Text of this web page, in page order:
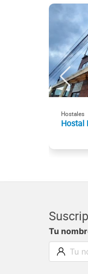
Hostales
Hostal
Tu